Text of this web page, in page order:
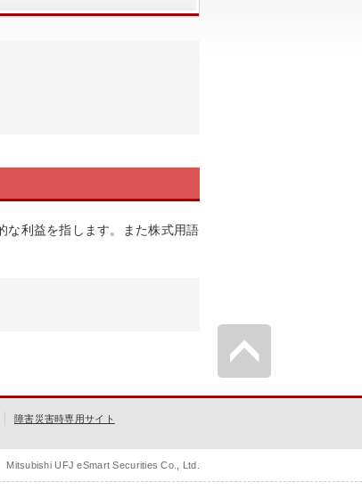
な利益を指します。また株式用語
障害災害時専用サイト
Mitsubishi UFJ eSmart Securities Co., Ltd.